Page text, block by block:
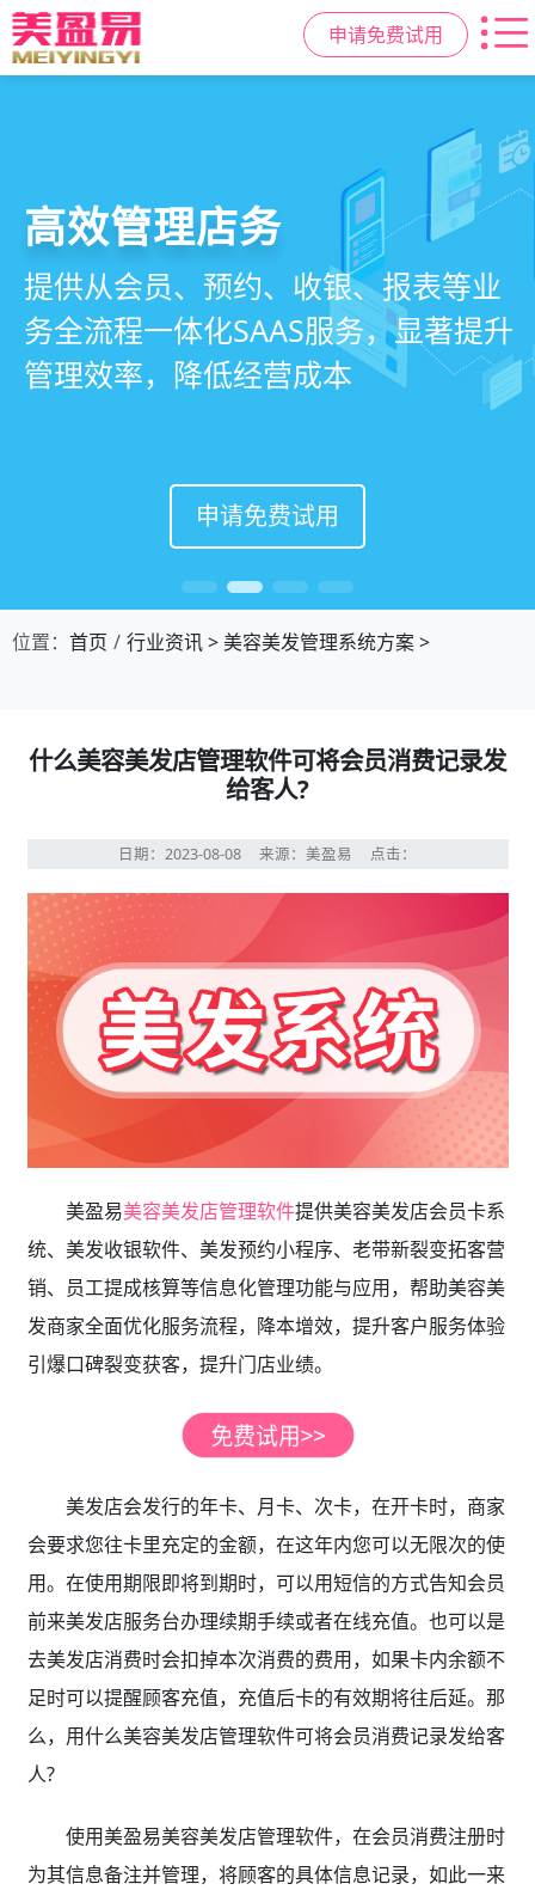
申请免费试用
美容美发管理系统
店务+拓客+020一体化，一站式解决
美发门店经营管理需求
申请免费试用
高效管理店务
提供从会员、预约、收银、报表等业
务全流程一体化SAAS服务，显著提升
管理效率，降低经营成本
申请免费试用
社交裂变拓客
基于拼团、砍价、分销、异业合作等
网红社交营销玩法，海量爆款方案一
键套用，快速引爆门店客流
申请免费试用
小程序商城
小程序链接商家、手艺人、客户，打
通线上线下，让口碑传播有抓手，赋
能社交裂变，盘活私域流量
申请免费试用
位置： 首页 行业资讯>美容美发管理系统方案>
什么美容美发店管理软件可将会员消费记录发
给客人?
日期：2023-08-08 来源：美盈易 点击：
美盈易美容美发店管理软件提供美容美发店会员卡系
统、美发收银软件、美发预约小程序、老带新裂变拓客营
销、员工提成核算等信息化管理功能与应用，帮助美容美
发商家全面优化服务流程，降本增效，提升客户服务体验
引爆口碑裂变获客，提升门店业绩。
美发店会发行的年卡、月卡、次卡，在开卡时，商家
会要求您往卡里充定的金额，在这年内您可以无限次的使
用。在使用期限即将到期时，可以用短信的方式告知会员
前来美发店服务台办理续期手续或者在线充值。也可以是
去美发店消费时会扣掉本次消费的费用，如果卡内余额不
足时可以提醒顾客充值，充值后卡的有效期将往后延。那
么，用什么美容美发店管理软件可将会员消费记录发给客
人?
使用美盈易美容美发店管理软件，在会员消费注册时
为其信息备注并管理，将顾客的具体信息记录，如此一来